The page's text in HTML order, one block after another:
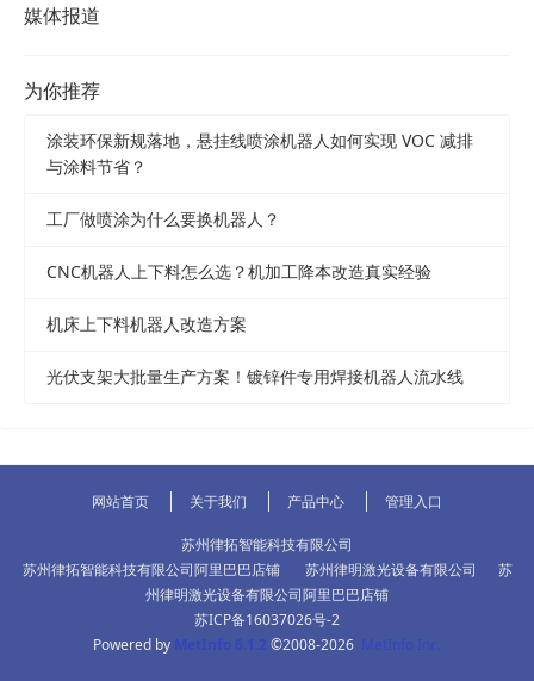
媒体报道
为你推荐
涂装环保新规落地，悬挂线喷涂机器人如何实现 VOC 减排
与涂料节省？
工厂做喷涂为什么要换机器人？
CNC机器人上下料怎么选？机加工降本改造真实经验
机床上下料机器人改造方案
光伏支架大批量生产方案！镀锌件专用焊接机器人流水线
网站首页 关于我们 产品中心 管理入口
苏州律拓智能科技有限公司
苏州律拓智能科技有限公司阿里巴巴店铺
苏州律明激光设备有限公司
苏
州律明激光设备有限公司阿里巴巴店铺
苏ICP备16037026号-2
Powered by MetInfo 6.1.2 ©2008-2026 MetInfo Inc.